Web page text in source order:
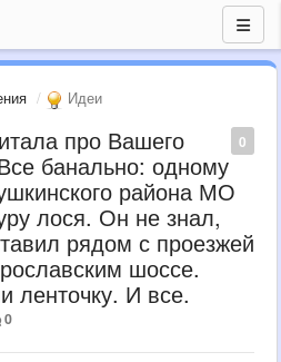
Идеи
0
про Вашего
банально: одному
района МО
лося. Он не знал,
рядом с проезжей
шоссе.
ленточку. И все.
0